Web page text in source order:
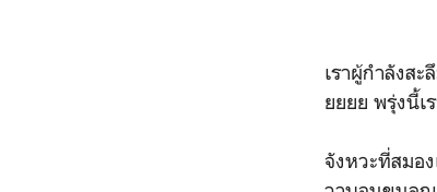
เราผู้กำลังสะ
ยยยย พรุ่งนี้เ
จังหวะที่สมอ